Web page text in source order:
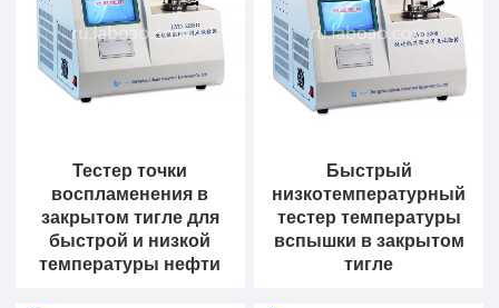
Тестер точки
воспламенения в
закрытом тигле для
быстрой и низкой
температуры нефти
Быстрый
низкотемпературный
тестер температуры
вспышки в закрытом
тигле